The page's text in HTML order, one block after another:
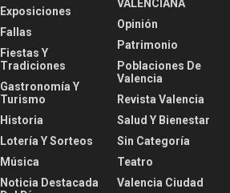
Exposiciones
Fallas
Fiestas Y
Tradiciones
Gastronomía Y
Turismo
Historia
Lotería Y Sorteos
Música
Noticia Destacada
VALENCIANA
Opinión
Patrimonio
Poblaciones De
Valencia
Revista Valencia
Salud Y Bienestar
Sin Categoría
Teatro
Valencia Ciudad